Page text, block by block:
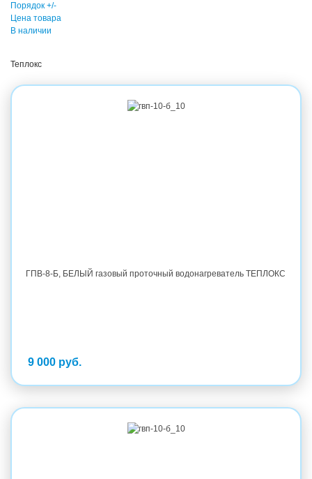
Порядок +/-
Цена товара
В наличии
Теплокс
ГПВ-8-Б, БЕЛЫЙ газовый проточный водонагреватель ТЕПЛОКС
9 000 руб.